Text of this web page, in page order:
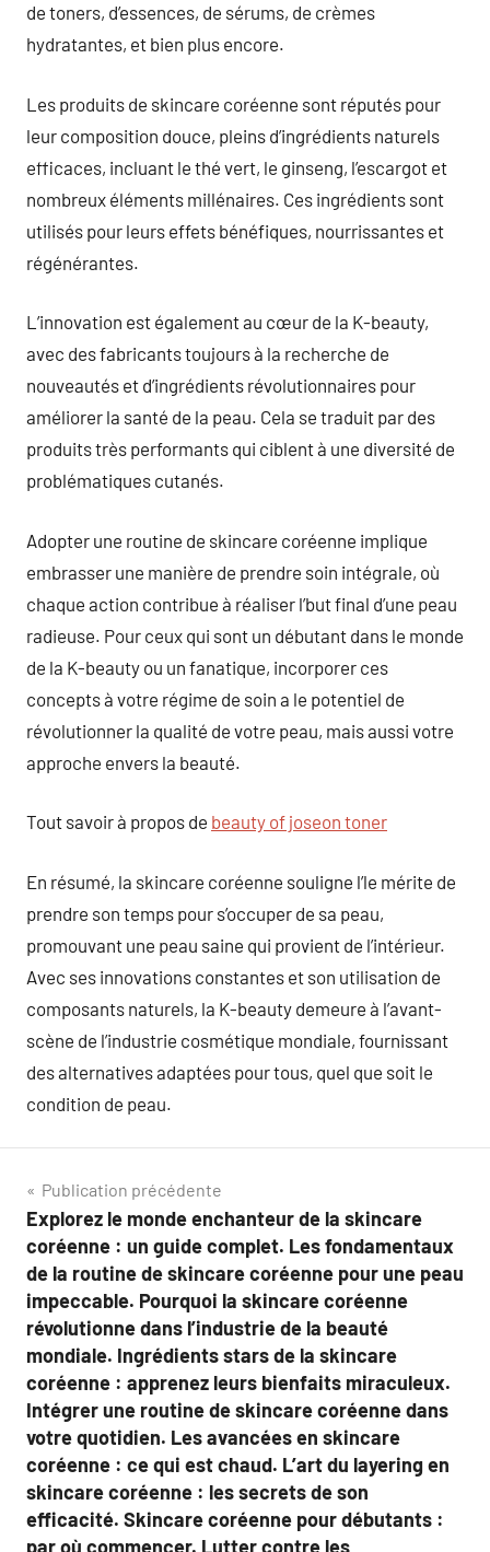
de toners, d’essences, de sérums, de crèmes
hydratantes, et bien plus encore.
Les produits de skincare coréenne sont réputés pour
leur composition douce, pleins d’ingrédients naturels
efficaces, incluant le thé vert, le ginseng, l’escargot et
nombreux éléments millénaires. Ces ingrédients sont
utilisés pour leurs effets bénéfiques, nourrissantes et
régénérantes.
L’innovation est également au cœur de la K-beauty,
avec des fabricants toujours à la recherche de
nouveautés et d’ingrédients révolutionnaires pour
améliorer la santé de la peau. Cela se traduit par des
produits très performants qui ciblent à une diversité de
problématiques cutanés.
Adopter une routine de skincare coréenne implique
embrasser une manière de prendre soin intégrale, où
chaque action contribue à réaliser l’but final d’une peau
radieuse. Pour ceux qui sont un débutant dans le monde
de la K-beauty ou un fanatique, incorporer ces
concepts à votre régime de soin a le potentiel de
révolutionner la qualité de votre peau, mais aussi votre
approche envers la beauté.
Tout savoir à propos de beauty of joseon toner
En résumé, la skincare coréenne souligne l’le mérite de
prendre son temps pour s’occuper de sa peau,
promouvant une peau saine qui provient de l’intérieur.
Avec ses innovations constantes et son utilisation de
composants naturels, la K-beauty demeure à l’avant-
scène de l’industrie cosmétique mondiale, fournissant
des alternatives adaptées pour tous, quel que soit le
condition de peau.
Navigation
de
l’article
Publication précédente
Explorez le monde enchanteur de la skincare
coréenne : un guide complet. Les fondamentaux
de la routine de skincare coréenne pour une peau
impeccable. Pourquoi la skincare coréenne
révolutionne dans l’industrie de la beauté
mondiale. Ingrédients stars de la skincare
coréenne : apprenez leurs bienfaits miraculeux.
Intégrer une routine de skincare coréenne dans
votre quotidien. Les avancées en skincare
coréenne : ce qui est chaud. L’art du layering en
skincare coréenne : les secrets de son
efficacité. Skincare coréenne pour débutants :
par où commencer. Lutter contre les